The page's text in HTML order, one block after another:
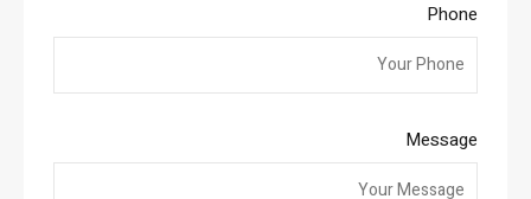
Phone
Message